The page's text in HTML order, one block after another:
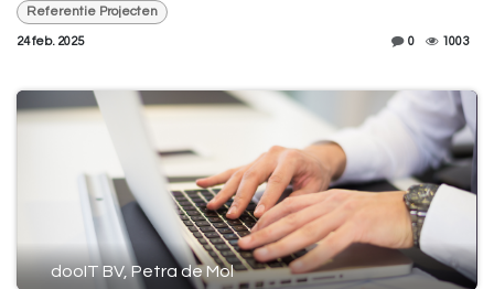
Referentie Projecten
24 feb. 2025 0 1003
dooIT BV, Petra de Mol